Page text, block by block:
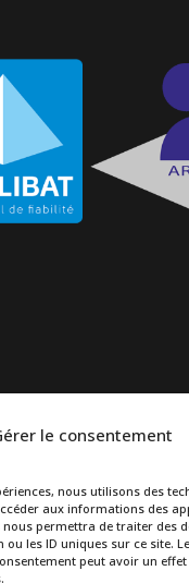
le consentement
nous utilisons des
aux informations des
permettra de traiter des
les ID uniques sur ce site.
peut avoir un